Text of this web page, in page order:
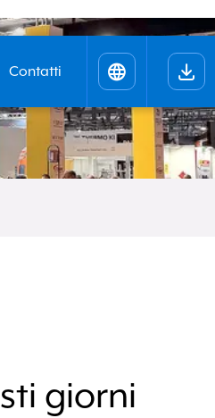
Contatti
Italiano
giorni